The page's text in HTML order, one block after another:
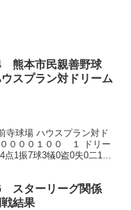
熊本市民親善野球
スプラン対ドリーム
球場 ハウスプラン対ド
０００１００ １ ドリー
1振7球3犠0盗0失0二1三
スターリーグ関係
戦結果